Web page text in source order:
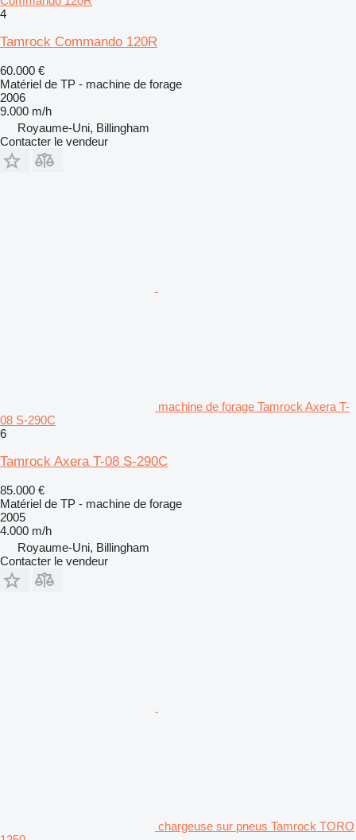
4
Tamrock Commando 120R
60.000 €
Matériel de TP - machine de forage
2006
9.000 m/h
Royaume-Uni, Billingham
Contacter le vendeur
machine de forage Tamrock Axera T-
08 S-290C
6
Tamrock Axera T-08 S-290C
85.000 €
Matériel de TP - machine de forage
2005
4.000 m/h
Royaume-Uni, Billingham
Contacter le vendeur
chargeuse sur pneus Tamrock TORO